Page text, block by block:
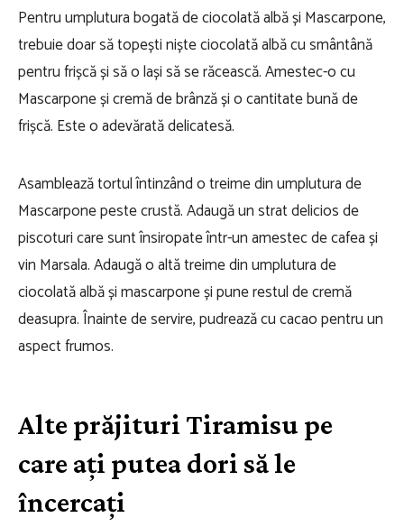
Pentru umplutura bogată de ciocolată albă și Mascarpone,
trebuie doar să topești niște ciocolată albă cu smântână
pentru frișcă și să o lași să se răcească. Amestec-o cu
Mascarpone și cremă de brânză și o cantitate bună de
frișcă. Este o adevărată delicatesă.
Asamblează tortul întinzând o treime din umplutura de
Mascarpone peste crustă. Adaugă un strat delicios de
piscoturi care sunt însiropate într-un amestec de cafea și
vin Marsala. Adaugă o altă treime din umplutura de
ciocolată albă și mascarpone și pune restul de cremă
deasupra. Înainte de servire, pudrează cu cacao pentru un
aspect frumos.
Alte prăjituri Tiramisu pe
care ați putea dori să le
încercați